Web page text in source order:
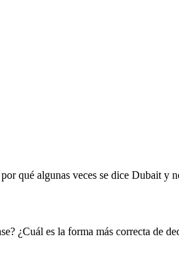
qué algunas veces se dice Dubait y
¿Cuál es la forma más correcta de